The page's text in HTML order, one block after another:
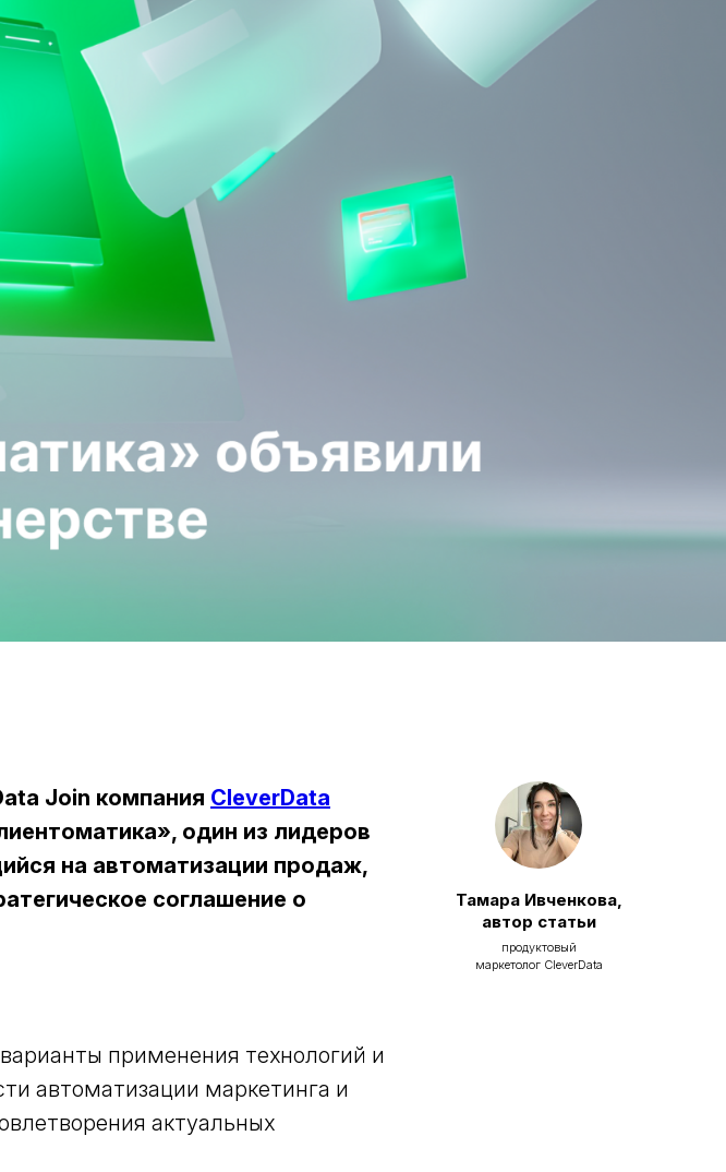
Join компания CleverData
один из лидеров
на автоматизации продаж,
соглашение о
Тамара Ивченкова,
автор статьи
продуктовый
маркетолог CleverData
применения технологий и
автоматизации маркетинга и
актуальных